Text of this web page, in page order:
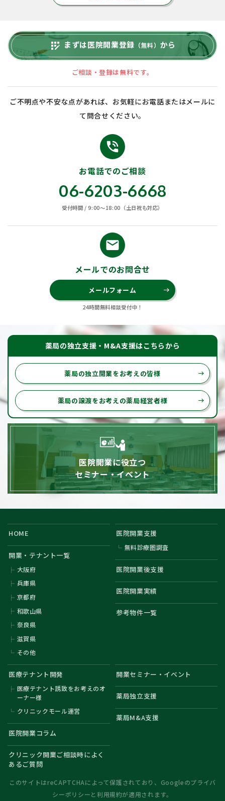
app_registration まずは医院開業登録 （無料） から
ご相談・登録は無料です。
ご不明点や不安な点があれば、お気軽にお電話またはメールに
て問合せください。
phone_in_talk
お電話でのご相談
06-6203-6668
受付時間 / 9:00〜18:00（土日祝も対応）
email
メールでのお問合せ
メールフォーム east
24時間無料相談受付中！
薬局の独立支援・M&A支援はこちらから
薬局の独立開業をお考えの皆様 east
薬局の譲渡をお考えの薬局経営者様 east
医院開業に役立つ
セミナー・イベント
HOME
開業・テナント一覧
大阪府
兵庫県
京都府
和歌山県
奈良県
滋賀県
その他
医院開業支援
無料診療圏調査
医院開業後支援
医院開業実績
参考物件一覧
医療テナント開発
医療テナント誘致をお考えのオ
ーナー様
クリニックモール運営
医院開業コラム
クリニック開業ご相談時によく
あるご質問
開業セミナー・イベント
薬局独立支援
薬局M&A支援
このサイトはreCAPTCHAによって保護されており、Googleのプライバ
シーポリシーと利用規約が適用されます。